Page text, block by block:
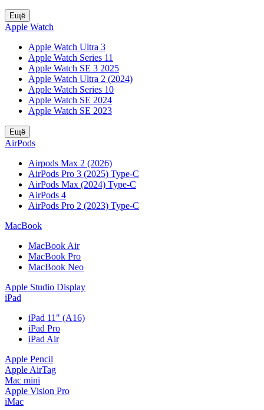
Ещё
Apple Watch
Apple Watch Ultra 3
Apple Watch Series 11
Apple Watch SE 3 2025
Apple Watch Ultra 2 (2024)
Apple Watch Series 10
Apple Watch SE 2024
Apple Watch SE 2023
Ещё
AirPods
Airpods Max 2 (2026)
AirPods Pro 3 (2025) Type-C
AirPods Max (2024) Type-C
AirPods 4
AirPods Pro 2 (2023) Type-C
MacBook
MacBook Air
MacBook Pro
MacBook Neo
Apple Studio Display
iPad
iPad 11" (A16)
iPad Pro
iPad Air
Apple Pencil
Apple AirTag
Mac mini
Apple Vision Pro
iMac